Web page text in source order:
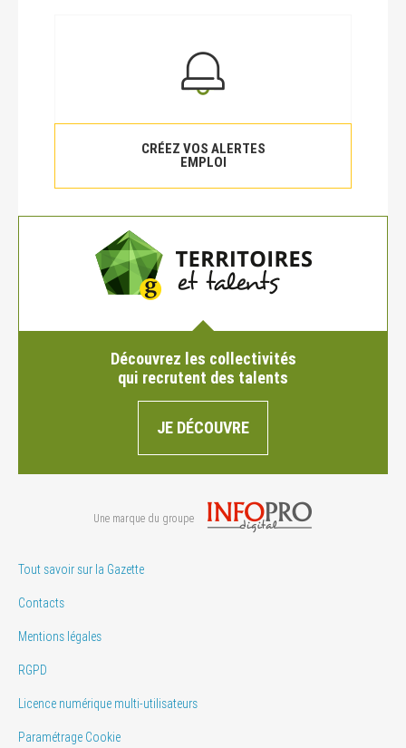
CRÉEZ VOS ALERTES
EMPLOI
Découvrez les collectivités
qui recrutent des talents
JE DÉCOUVRE
Une marque du groupe
Tout savoir sur la Gazette
Contacts
Mentions légales
RGPD
Licence numérique multi-utilisateurs
Paramétrage Cookie